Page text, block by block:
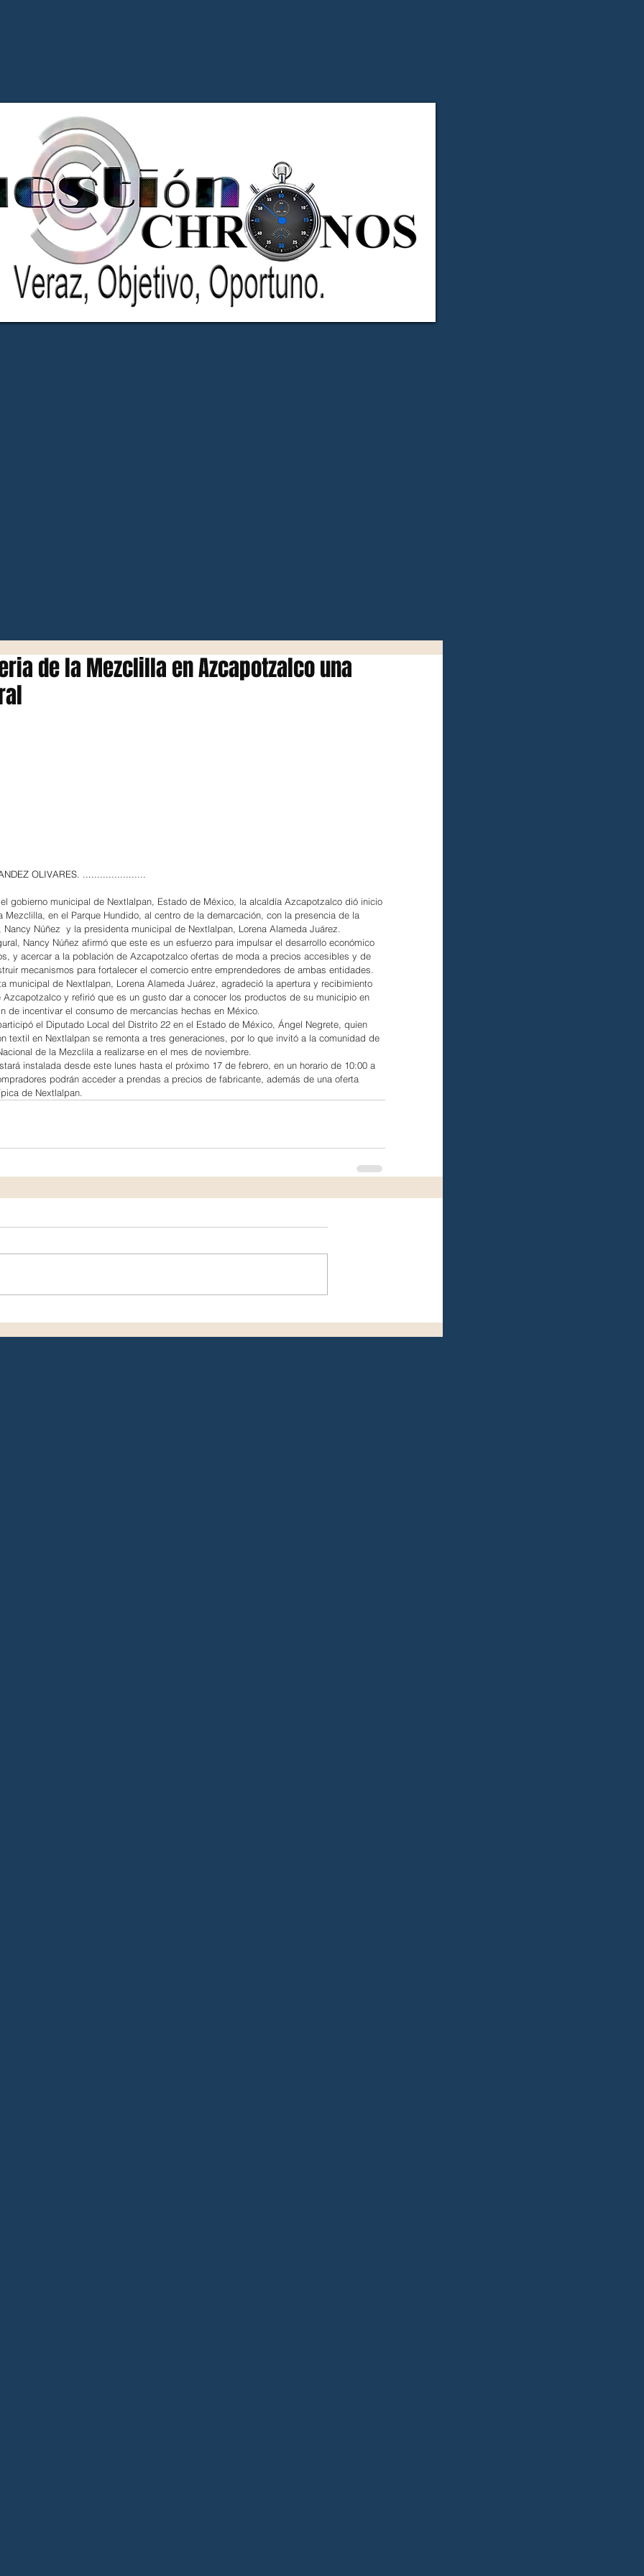
de la Mezclilla en Azcapotzalco una
OLIVARES. ......................
gobierno municipal de Nextlalpan, Estado de México, la alcaldía Azcapotzalco dió inicio
Mezclilla, en el Parque Hundido, al centro de la demarcación, con la presencia de la
Núñez  y la presidenta municipal de Nextlalpan, Lorena Alameda Juárez.
Nancy Núñez afirmó que este es un esfuerzo para impulsar el desarrollo económico
y acercar a la población de Azcapotzalco ofertas de moda a precios accesibles y de
mecanismos para fortalecer el comercio entre emprendedores de ambas entidades.
municipal de Nextlalpan, Lorena Alameda Juárez, agradeció la apertura y recibimiento
y refirió que es un gusto dar a conocer los productos de su municipio en
de incentivar el consumo de mercancías hechas en México.
el Diputado Local del Distrito 22 en el Estado de México, Ángel Negrete, quien
textil en Nextlalpan se remonta a tres generaciones, por lo que invitó a la comunidad de
de la Mezclila a realizarse en el mes de noviembre.
instalada desde este lunes hasta el próximo 17 de febrero, en un horario de 10:00 a
podrán acceder a prendas a precios de fabricante, además de una oferta
de Nextlalpan.